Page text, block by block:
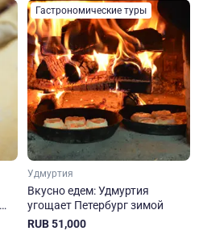
Гастрономические туры
Удмуртия
Вкусно едем: Удмуртия
угощает Петербург зимой
RUB 51,000